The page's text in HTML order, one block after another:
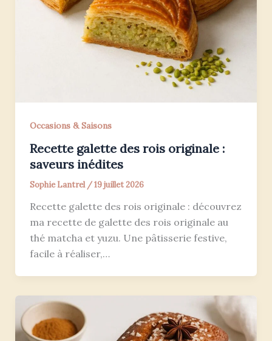
Occasions & Saisons
Recette galette des rois originale :
saveurs inédites
Sophie Lantrel /19 juillet 2026
Recette galette des rois originale : découvrez
ma recette de galette des rois originale au
thé matcha et yuzu. Une pâtisserie festive,
facile à réaliser,…